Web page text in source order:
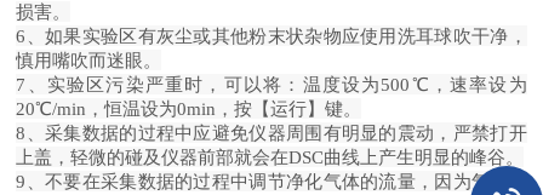
损害。
6、如果实验区有灰尘或其他粉末状杂物应使用洗耳球吹干净，
慎用嘴吹而迷眼。
7、实验区污染严重时，可以将：温度设为500℃，速率设为
20℃/min，恒温设为0min，按【运行】键。
8、采集数据的过程中应避免仪器周围有明显的震动，严禁打开
上盖，轻微的碰及仪器前部就会在DSC曲线上产生明显的峰谷。
9、不要在采集数据的过程中调节净化气体的流量，因为气体流